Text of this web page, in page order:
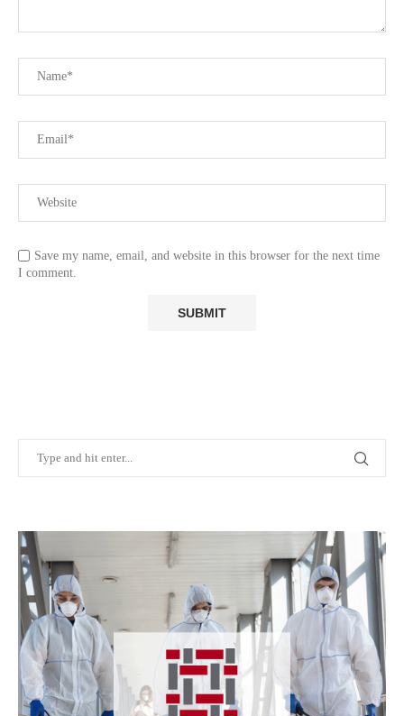
Save my name, email, and website in this browser for the next time
I comment.